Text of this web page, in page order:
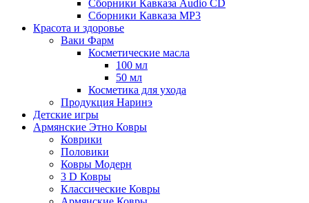
Сборники Кавказа Audio CD
Сборники Кавказа MP3
Красота и здоровье
Ваки Фарм
Косметические масла
100 мл
50 мл
Косметика для ухода
Продукция Наринэ
Детские игры
Армянские Этно Ковры
Коврики
Половики
Ковры Модерн
3 D Ковры
Классические Ковры